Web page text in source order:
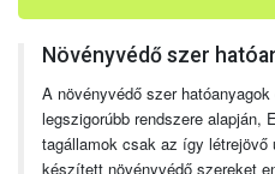
Növényvédő szer
A növényvédő szer
legszigorúbb rendszere alapján,
tagállamok csak az így
készített növényvédő szereket